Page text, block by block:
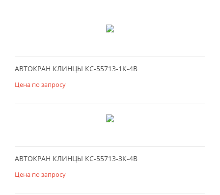
АВТОКРАН КЛИНЦЫ КС-55713-1К-4В
Цена по запросу
АВТОКРАН КЛИНЦЫ КС-55713-3К-4В
Цена по запросу